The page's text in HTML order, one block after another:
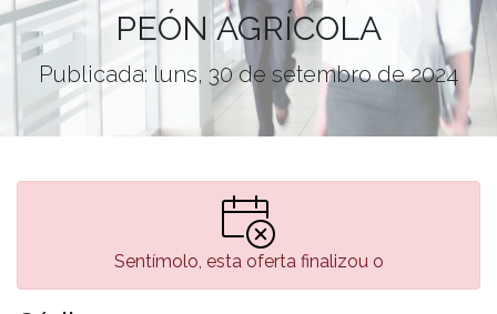
PEÓN AGRÍCOLA
Publicada: luns, 30 de setembro de 2024
Sentímolo, esta oferta finalizou o